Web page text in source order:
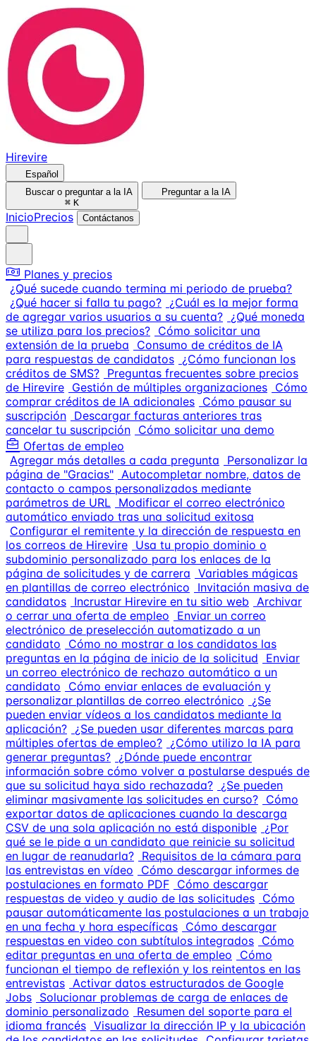
Hirevire
Español
Buscar o preguntar a la IA
⌘ K
Preguntar a la IA
InicioPrecios Contáctanos
Planes y precios
¿Qué sucede cuando termina mi periodo de prueba?
¿Qué hacer si falla tu pago? ¿Cuál es la mejor forma
de agregar varios usuarios a su cuenta? ¿Qué moneda
se utiliza para los precios? Cómo solicitar una
extensión de la prueba
Consumo de créditos de IA
para respuestas de candidatos ¿Cómo funcionan los
créditos de SMS? Preguntas frecuentes sobre precios
de Hirevire Gestión de múltiples organizaciones Cómo
comprar créditos de IA adicionales Cómo pausar su
suscripción Descargar facturas anteriores tras
cancelar tu suscripción Cómo solicitar una demo
Ofertas de empleo
Agregar más detalles a cada pregunta
Personalizar la
página de "Gracias" Autocompletar nombre, datos de
contacto o campos personalizados mediante
parámetros de URL Modificar el correo electrónico
automático enviado tras una solicitud exitosa
Configurar el remitente y la dirección de respuesta en
los correos de Hirevire Usa tu propio dominio o
subdominio personalizado para los enlaces de la
página de solicitudes y de carrera Variables mágicas
en plantillas de correo electrónico
Invitación masiva de
candidatos Incrustar Hirevire en tu sitio web Archivar
o cerrar una oferta de empleo
Enviar un correo
electrónico de preselección automatizado a un
candidato
Cómo no mostrar a los candidatos las
preguntas en la página de inicio de la solicitud
Enviar
un correo electrónico de rechazo automático a un
candidato
Cómo enviar enlaces de evaluación y
personalizar plantillas de correo electrónico
¿Se
pueden enviar vídeos a los candidatos mediante la
aplicación? ¿Se pueden usar diferentes marcas para
múltiples ofertas de empleo? ¿Cómo utilizo la IA para
generar preguntas? ¿Dónde puede encontrar
información sobre cómo volver a postularse después de
que su solicitud haya sido rechazada? ¿Se pueden
eliminar masivamente las solicitudes en curso? Cómo
exportar datos de aplicaciones cuando la descarga
CSV de una sola aplicación no está disponible ¿Por
qué se le pide a un candidato que reinicie su solicitud
en lugar de reanudarla? Requisitos de la cámara para
las entrevistas en vídeo
Cómo descargar informes de
postulaciones en formato PDF Cómo descargar
respuestas de video y audio de las solicitudes Cómo
pausar automáticamente las postulaciones a un trabajo
en una fecha y hora específicas Cómo descargar
respuestas en video con subtítulos integrados Cómo
editar preguntas en una oferta de empleo
Cómo
funcionan el tiempo de reflexión y los reintentos en las
entrevistas Activar datos estructurados de Google
Jobs Solucionar problemas de carga de enlaces de
dominio personalizado
Resumen del soporte para el
idioma francés Visualizar la dirección IP y la ubicación